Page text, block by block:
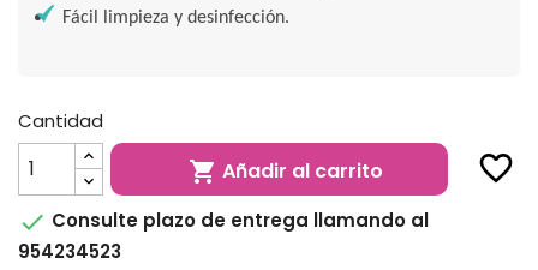
Fácil limpieza y desinfección.
Cantidad
 Añadir al carrito favorite_border
 Consulte plazo de entrega llamando al
954234523